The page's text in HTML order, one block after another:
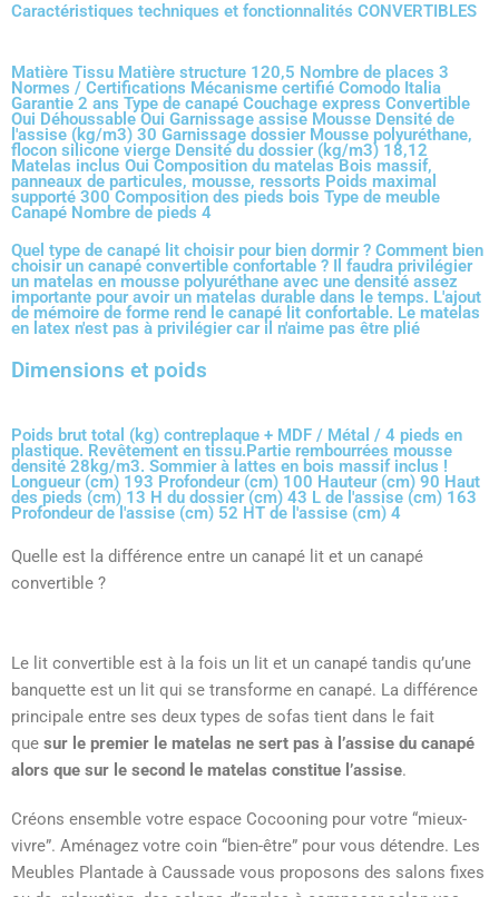
Caractéristiques techniques et fonctionnalités CONVERTIBLES
Matière Tissu Matière structure 120,5 Nombre de places 3
Normes / Certifications Mécanisme certifié Comodo Italia
Garantie 2 ans Type de canapé Couchage express Convertible
Oui Déhoussable Oui Garnissage assise Mousse Densité de
l'assise (kg/m3) 30 Garnissage dossier Mousse polyuréthane,
flocon silicone vierge Densité du dossier (kg/m3) 18,12
Matelas inclus Oui Composition du matelas Bois massif,
panneaux de particules, mousse, ressorts Poids maximal
supporté 300 Composition des pieds bois Type de meuble
Canapé Nombre de pieds 4
Quel type de canapé lit choisir pour bien dormir ? Comment bien
choisir un canapé convertible confortable ? Il faudra privilégier
un matelas en mousse polyuréthane avec une densité assez
importante pour avoir un matelas durable dans le temps. L'ajout
de mémoire de forme rend le canapé lit confortable. Le matelas
en latex n'est pas à privilégier car il n'aime pas être plié
Dimensions et poids
Poids brut total (kg) contreplaque + MDF / Métal / 4 pieds en
plastique. Revêtement en tissu.Partie rembourrées mousse
densité 28kg/m3. Sommier à lattes en bois massif inclus !
Longueur (cm) 193 Profondeur (cm) 100 Hauteur (cm) 90 Haut
des pieds (cm) 13 H du dossier (cm) 43 L de l'assise (cm) 163
Profondeur de l'assise (cm) 52 HT de l'assise (cm) 4
Quelle est la différence entre un canapé lit et un canapé
convertible ?
Le lit convertible est à la fois un lit et un canapé tandis qu’une
banquette est un lit qui se transforme en canapé. La différence
principale entre ses deux types de sofas tient dans le fait
que sur le premier le matelas ne sert pas à l’assise du canapé
alors que sur le second le matelas constitue l’assise.
Créons ensemble votre espace Cocooning pour votre “mieux-
vivre”. Aménagez votre coin “bien-être” pour vous détendre. Les
Meubles Plantade à Caussade vous proposons des salons fixes